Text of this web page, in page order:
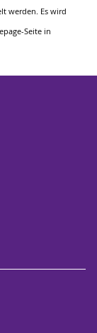
werden. Es wird
Seite in